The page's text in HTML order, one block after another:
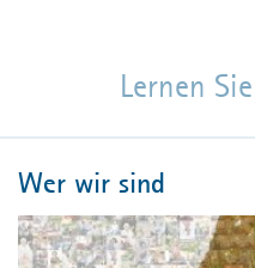
Lernen
Wer wir sind